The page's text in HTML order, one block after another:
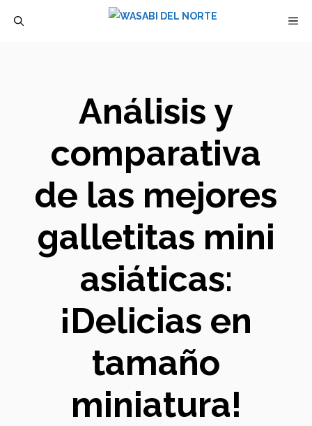
Análisis y
comparativa
de las mejores
galletitas mini
asiáticas:
¡Delicias en
tamaño
miniatura!